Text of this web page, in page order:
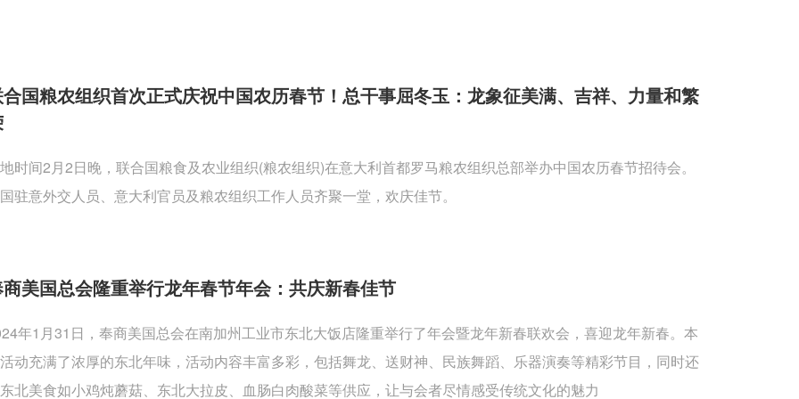
国粮农组织首次正式庆祝中国农历春节！总干事屈冬玉：龙象征美满、吉祥、力量和繁
时间2月2日晚，联合国粮食及农业组织(粮农组织)在意大利首都罗马粮农组织总部举办中国农历春节招待会。
驻意外交人员、意大利官员及粮农组织工作人员齐聚一堂，欢庆佳节。
美国总会隆重举行龙年春节年会：共庆新春佳节
年1月31日，奉商美国总会在南加州工业市东北大饭店隆重举行了年会暨龙年新春联欢会，喜迎龙年新春。本
动充满了浓厚的东北年味，活动内容丰富多彩，包括舞龙、送财神、民族舞蹈、乐器演奏等精彩节目，同时还
北美食如小鸡炖蘑菇、东北大拉皮、血肠白肉酸菜等供应，让与会者尽情感受传统文化的魅力